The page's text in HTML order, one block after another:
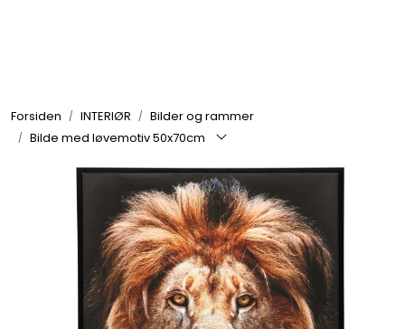
Forsiden INTERIØR
Bilder og rammer
Bilde med løvemotiv 50x70cm
UTEMILJØ
VERKTØY